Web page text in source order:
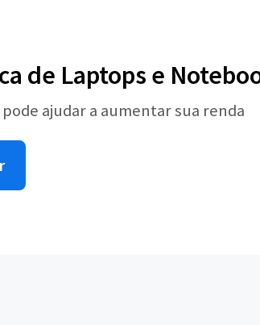
de Laptops e
ajudar a aumentar sua renda